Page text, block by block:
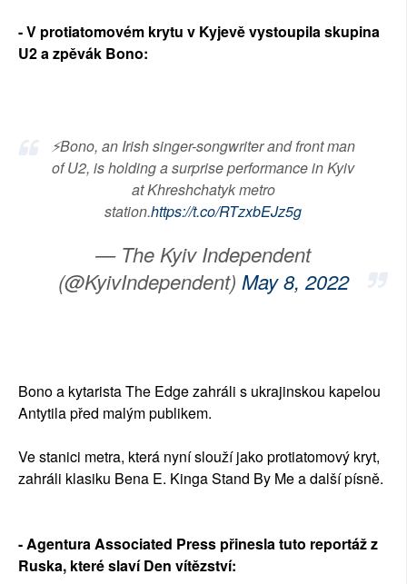
- V protiatomovém krytu v Kyjevě vystoupila skupina
U2 a zpěvák Bono:
⚡️Bono, an Irish singer-songwriter and front man
of U2, is holding a surprise performance in Kyiv
at Khreshchatyk metro
station.https://t.co/RTzxbEJz5g
— The Kyiv Independent
(@KyivIndependent) May 8, 2022
Bono a kytarista The Edge zahráli s ukrajinskou kapelou
Antytila před malým publikem.
Ve stanici metra, která nyní slouží jako protiatomový kryt,
zahráli klasiku Bena E. Kinga Stand By Me a další písně.
- Agentura Associated Press přinesla tuto reportáž z
Ruska, které slaví Den vítězství: